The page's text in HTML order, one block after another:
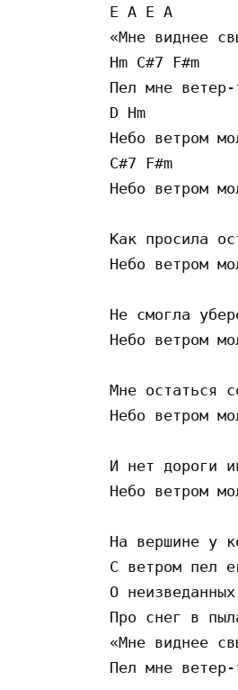
E A E A
«Мне виднее
Hm C#7 F#m
Пел мне
D Hm
Небо ветром
C#7 F#m
Небо ветром
Как просила
Небо ветром
Не смогла
Небо ветром
Мне остаться
Небо ветром
И нет дороги
Небо ветром
На вершине у
С ветром пел
О
Про снег в
«Мне виднее
Пел мне